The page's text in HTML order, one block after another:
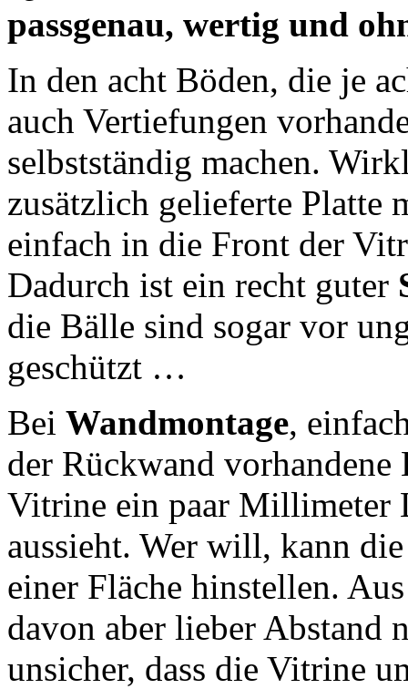
passgenau, wertig und
In den acht Böden, die je
auch Vertiefungen
selbstständig machen.
zusätzlich gelieferte Platte
einfach in die Front der
Dadurch ist ein recht guter
die Bälle sind sogar vor
geschützt …
Bei Wandmontage,
der Rückwand vorhandene
Vitrine ein paar Millimeter
aussieht. Wer will, kann
einer Fläche hinstellen.
davon aber lieber Abstand
unsicher, dass die Vitrine